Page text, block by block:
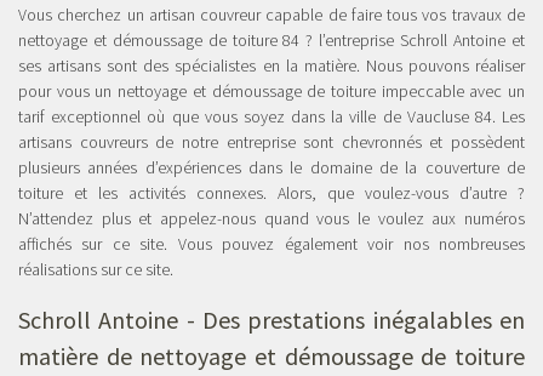
Vous cherchez un artisan couvreur capable de faire tous vos travaux de
nettoyage et démoussage de toiture 84 ? l’entreprise Schroll Antoine et
ses artisans sont des spécialistes en la matière. Nous pouvons réaliser
pour vous un nettoyage et démoussage de toiture impeccable avec un
tarif exceptionnel où que vous soyez dans la ville de Vaucluse 84. Les
artisans couvreurs de notre entreprise sont chevronnés et possèdent
plusieurs années d’expériences dans le domaine de la couverture de
toiture et les activités connexes. Alors, que voulez-vous d’autre ?
N’attendez plus et appelez-nous quand vous le voulez aux numéros
affichés sur ce site. Vous pouvez également voir nos nombreuses
réalisations sur ce site.
Schroll Antoine - Des prestations inégalables en
matière de nettoyage et démoussage de toiture